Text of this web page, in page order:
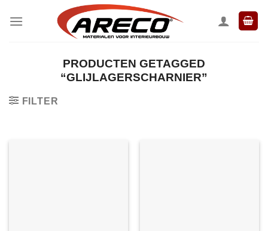
naar
PRODUCTEN GETAGGED
“GLIJLAGERSCHARNIER”
FILTER